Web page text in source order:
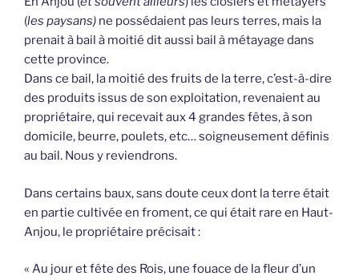
(les paysans) ne possédaient pas leurs terres, mais la
prenait à bail à moitié dit aussi bail à métayage dans
cette province.
Dans ce bail, la moitié des fruits de la terre, c’est-à-dire
des produits issus de son exploitation, revenaient au
propriétaire, qui recevait aux 4 grandes fêtes, à son
domicile, beurre, poulets, etc… soigneusement définis
au bail. Nous y reviendrons.
Dans certains baux, sans doute ceux dont la terre était
en partie cultivée en froment, ce qui était rare en Haut-
Anjou, le propriétaire précisait :
« Au jour et fête des Rois, une fouace de la fleur d’un